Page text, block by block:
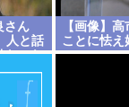
さん
人と話
きこも
いた
【画像】
ことに怯